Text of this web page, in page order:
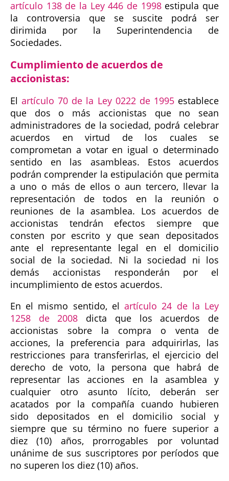
artículo 138 de la Ley 446 de 1998estipula que
la controversia que se suscite podrá ser
dirimida por la Superintendencia de
Sociedades.
Cumplimiento de acuerdos de
accionistas:
Elartículo 70 de la Ley 0222 de 1995establece
que dos o más accionistas que no sean
administradores de la sociedad, podrá celebrar
acuerdos en virtud de los cuales se
comprometan a votar en igual o determinado
sentido en las asambleas. Estos acuerdos
podrán comprender la estipulación que permita
a uno o más de ellos o aun tercero, llevar la
representación de todos en la reunión o
reuniones de la asamblea. Los acuerdos de
accionistas tendrán efectos siempre que
consten por escrito y que sean depositados
ante el representante legal en el domicilio
social de la sociedad. Ni la sociedad ni los
demás accionistas responderán por el
incumplimiento de estos acuerdos.
En el mismo sentido, elartículo 24 de la Ley
1258 de 2008 dicta que los acuerdos de
accionistas sobre la compra o venta de
acciones, la preferencia para adquirirlas, las
restricciones para transferirlas, el ejercicio del
derecho de voto, la persona que habrá de
representar las acciones en la asamblea y
cualquier otro asunto lícito, deberán ser
acatados por la compañía cuando hubieren
sido depositados en el domicilio social y
siempre que su término no fuere superior a
diez (10) años, prorrogables por voluntad
unánime de sus suscriptores por períodos que
no superen los diez (10) años.